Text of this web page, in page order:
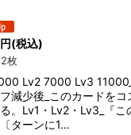
円(税込)
枚
Lv2 7000 Lv3
減少後_このカードをコ
。Lv1・Lv2・Lv3_『こ
ターンに1…